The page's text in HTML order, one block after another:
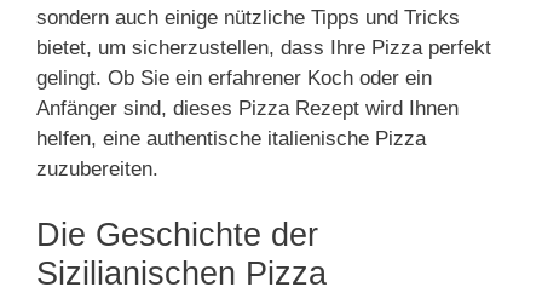
sondern auch einige nützliche Tipps und Tricks
bietet, um sicherzustellen, dass Ihre Pizza perfekt
gelingt. Ob Sie ein erfahrener Koch oder ein
Anfänger sind, dieses Pizza Rezept wird Ihnen
helfen, eine authentische italienische Pizza
zuzubereiten.
Die Geschichte der
Sizilianischen Pizza